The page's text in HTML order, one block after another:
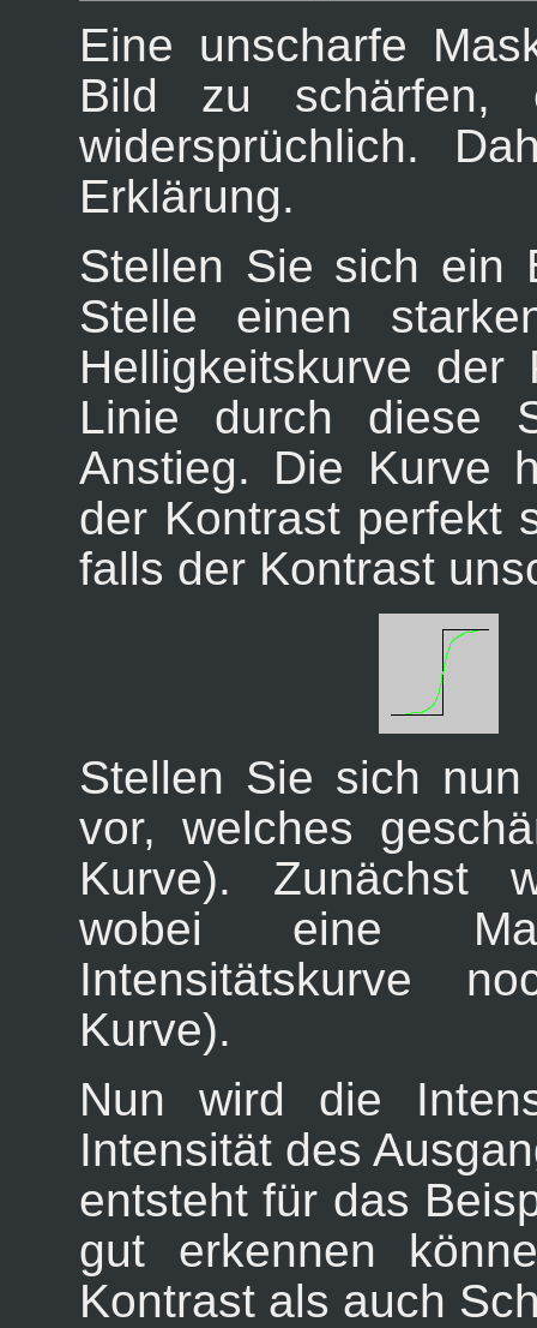
Eine unscharfe
Bild zu schärfen,
widersprüchlich.
Erklärung.
Stellen Sie sich ein
Stelle einen
Helligkeitskurve
Linie durch diese
Anstieg. Die Kurve
der Kontrast perfekt
falls der Kontrast
Stellen Sie sich
vor, welches
Kurve). Zunächst
wobei eine
Intensitätskurve
Kurve).
Nun wird die
Intensität des
entsteht für das
gut erkennen
Kontrast als auch